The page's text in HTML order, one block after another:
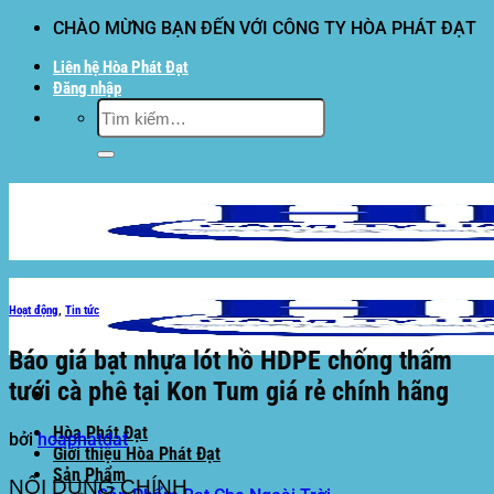
dung
CHÀO MỪNG BẠN ĐẾN VỚI CÔNG TY HÒA PHÁT ĐẠT
Liên hệ Hòa Phát Đạt
Đăng nhập
Tìm
kiếm:
Hòa Phát Đạt
Giới thiệu Hòa Phát Đạt
Sản Phẩm
Hoạt động, Tin tức
Báo giá bạt nhựa lót hồ HDPE chống thấm
tưới cà phê tại Kon Tum giá rẻ chính hãng
bởihoaphatdat
NỘI DUNG CHÍNH